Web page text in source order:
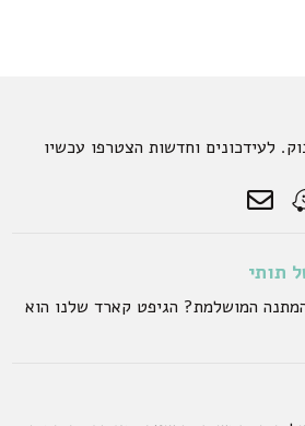
לעידכונים וחדשות הצטרפו עכשיו
תותי
המושלמת? הגיפט קארד שלנו הוא